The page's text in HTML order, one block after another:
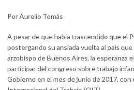
Por Aurelio Tomás
A pesar de que había trascendido que el
postergando su ansiada vuelta al país
arzobispo de Buenos Aires, la esperanza
participar del congreso sobre trabajo
Gobierno en el mes de junio de 2017, con